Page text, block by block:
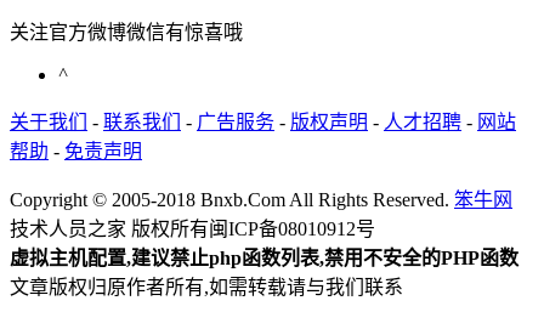
关注官方微博微信有惊喜哦
^
关于我们 - 联系我们 - 广告服务 - 版权声明 - 人才招聘 - 网站
帮助 - 免责声明
Copyright © 2005-2018 Bnxb.Com All Rights Reserved. 笨牛网
技术人员之家 版权所有闽ICP备08010912号
虚拟主机配置,建议禁止php函数列表,禁用不安全的PHP函数
文章版权归原作者所有,如需转载请与我们联系